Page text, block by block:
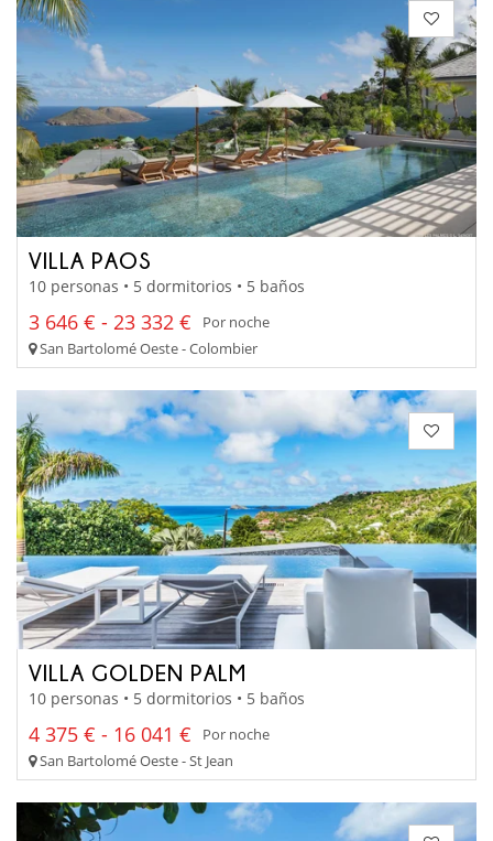
VILLA PAOS
10 personas • 5 dormitorios • 5 baños
3 646 € - 23 332 €
Por noche
San Bartolomé Oeste - Colombier
VILLA GOLDEN PALM
10 personas • 5 dormitorios • 5 baños
4 375 € - 16 041 €
Por noche
San Bartolomé Oeste - St Jean